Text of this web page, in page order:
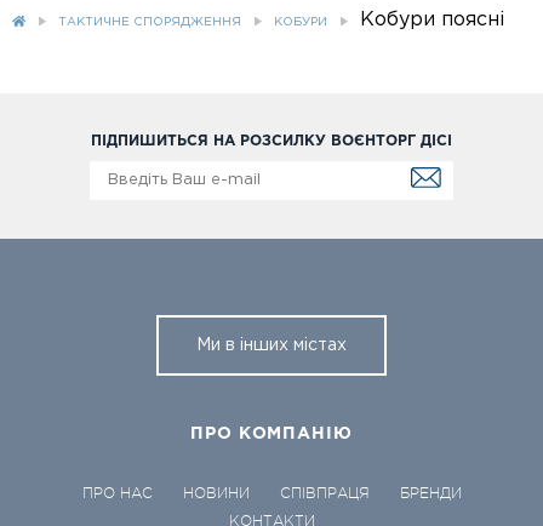
ТАКТИЧНЕ СПОРЯДЖЕННЯ КОБУРИ Кобури поясні
ПІДПИШИТЬСЯ НА РОЗСИЛКУ ВОЄНТОРГ ДІСІ
Ми в інших містах
ПРО КОМПАНІЮ
ПРО НАС НОВИНИ СПІВПРАЦЯ
БРЕНДИ
КОНТАКТИ